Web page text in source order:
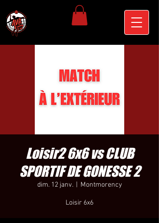
Loisir2 6x6 vs CLUB
SPORTIF DE GONESSE 2
dim. 12 janv.
  |
Montmorency
Loisir 6x6